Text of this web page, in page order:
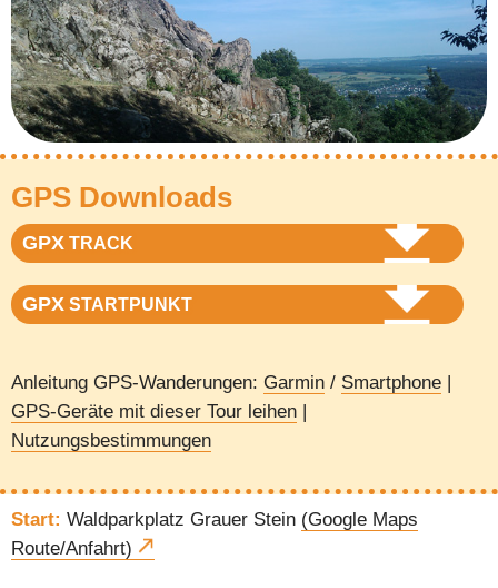
GPS Downloads
GPX TRACK
GPX STARTPUNKT
Anleitung GPS-Wanderungen: Garmin / Smartphone
GPS-Geräte mit dieser Tour leihen
Nutzungsbestimmungen
Start: Waldparkplatz Grauer Stein (Google Maps
Route/Anfahrt)